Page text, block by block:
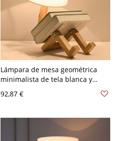
Lámpara de mesa geométrica
minimalista de tela blanca y
nocturna en el dormitorio - 110 A
92,87 €